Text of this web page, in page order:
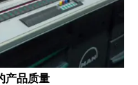
产品质量